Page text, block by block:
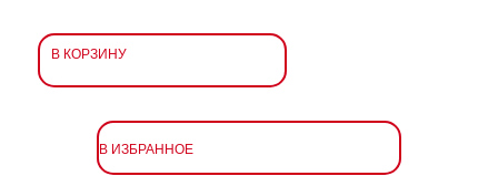
В КОРЗИНУ
В ИЗБРАННОЕ